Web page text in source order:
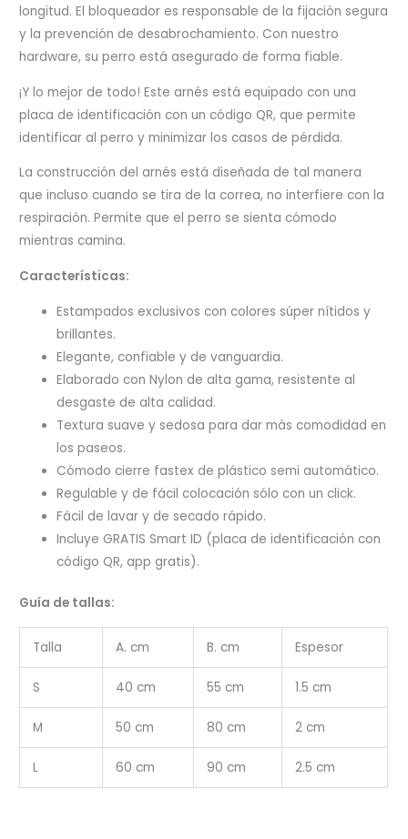
longitud. El bloqueador es responsable de la fijación segura
y la prevención de desabrochamiento. Con nuestro
hardware, su perro está asegurado de forma fiable.
¡Y lo mejor de todo! Este arnés está equipado con una
placa de identificación con un código QR, que permite
identificar al perro y minimizar los casos de pérdida.
La construcción del arnés está diseñada de tal manera
que incluso cuando se tira de la correa, no interfiere con la
respiración. Permite que el perro se sienta cómodo
mientras camina.
Características:
Estampados exclusivos con colores súper nítidos y
brillantes.
Elegante, confiable y de vanguardia.
Elaborado con Nylon de alta gama, resistente al
desgaste de alta calidad.
Textura suave y sedosa para dar más comodidad en
los paseos.
Cómodo cierre fastex de plástico semi automático.
Regulable y de fácil colocación sólo con un click.
Fácil de lavar y de secado rápido.
Incluye GRATIS Smart ID (placa de identificación con
código QR, app gratis).
Guía de tallas:
Talla A. cm B. cm Espesor
S 40 cm 55 cm 1.5 cm
M 50 cm 80 cm 2 cm
L 60 cm 90 cm 2.5 cm